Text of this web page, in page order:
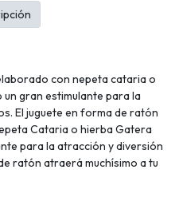
con nepeta cataria o
gran estimulante para la
El juguete en forma de ratón
Cataria o hierba Gatera
para la atracción y diversión
ratón atraerá muchísimo a tu